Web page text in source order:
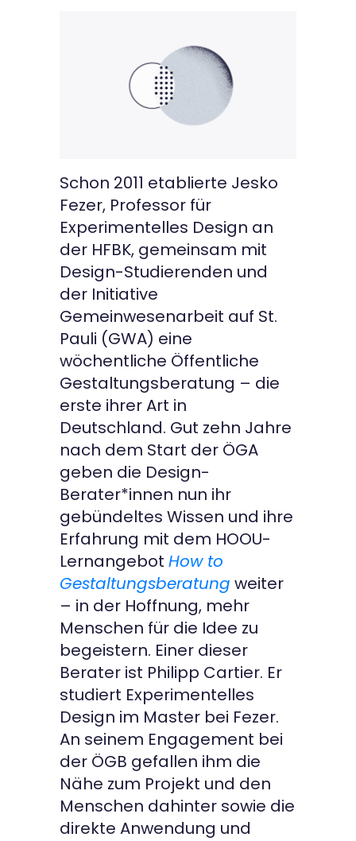
Schon 2011 etablierte Jesko
Fezer, Professor für
Experimentelles Design an
der HFBK, gemeinsam mit
Design-Studierenden und
der Initiative
Gemeinwesenarbeit auf St.
Pauli (GWA) eine
wöchentliche Öffentliche
Gestaltungsberatung – die
erste ihrer Art in
Deutschland. Gut zehn Jahre
nach dem Start der ÖGA
geben die Design-
Berater*innen nun ihr
gebündeltes Wissen und ihre
Erfahrung mit dem HOOU-
Lernangebot How to
Gestaltungsberatung weiter
– in der Hoffnung, mehr
Menschen für die Idee zu
begeistern. Einer dieser
Berater ist Philipp Cartier. Er
studiert Experimentelles
Design im Master bei Fezer.
An seinem Engagement bei
der ÖGB gefallen ihm die
Nähe zum Projekt und den
Menschen dahinter sowie die
direkte Anwendung und